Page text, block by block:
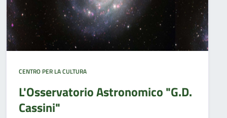
CENTRO PER LA CULTURA
L'Osservatorio Astronomico "G.D.
Cassini"